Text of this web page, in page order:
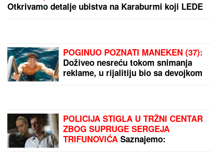
Olimpijakos želi jednog
LANČANI SUDAR NA
GAZELIJedna osoba
odmah prevezena u
bolnicu, stvaraju se